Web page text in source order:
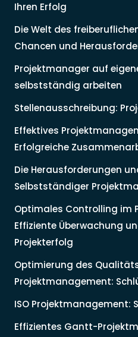
Ihren Erfolg
Die Welt des
Chancen und
Projektmanager auf
selbstständig arbeiten
Stellenausschreibung:
Effektives
Erfolgreiche
Die Herausforderungen
Selbstständiger
Optimales Controlling im
Effiziente Überwachung
Projekterfolg
Optimierung des
Projektmanagement:
ISO Projektmanagement:
Effizientes Gantt-